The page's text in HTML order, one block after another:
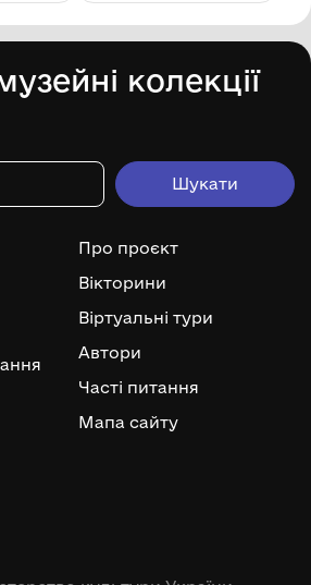
колекції
Про проєкт
Вікторини
Віртуальні тури
Автори
Часті питання
Мапа сайту